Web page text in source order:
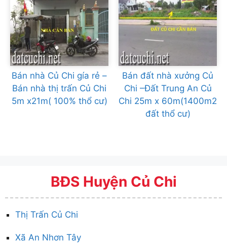
Bán nhà Củ Chi gía rẻ –
Bán nhà thị trấn Củ Chi
5m x21m( 100% thổ cư)
Bán đất nhà xưởng Củ
Chi –Đất Trung An Củ
Chi 25m x 60m(1400m2
đất thổ cư)
BĐS Huyện Củ Chi
Thị Trấn Củ Chi
Xã An Nhơn Tây